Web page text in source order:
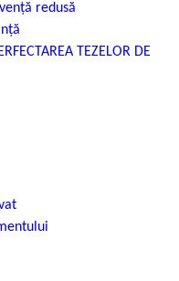
redusă
TEZELOR DE